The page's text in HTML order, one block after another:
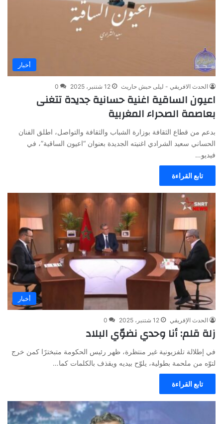
أخبار
الحدث الافريقي - ليلى حبش حاريث 12 شتنبر، 2025 0
اعيون الساقية اغنية حسانية جديدة تتغنى
بعاصمة الصحراء المغربية
بدعم من قطاع الثقافة بوزارة الشباب والثقافة والتواصل، اطلق الفنان
الحساني سعيد الشرادي اغنيته الجديدة بعنوان “اعيون الساقية”، في
فيديو…
تابع القراءة
أخبار
الحدث الإفريقي 12 شتنبر، 2025 0
زلة قلم: أنا وحدي نضوّي البلاد
في إطلالة تلفزيونية غير منتظرة، ظهر رئيس الحكومة متبخترًا كمن خرج
لتوّه من ملحمة بطولية، يلوّح بيديه ويقذف بالكلمات كما…
تابع القراءة